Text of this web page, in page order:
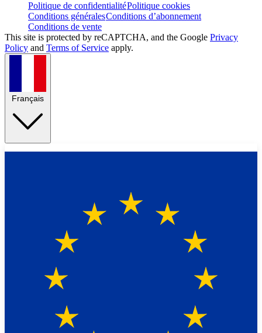
Politique de confidentialitéPolitique cookies
Conditions généralesConditions d’abonnement
Conditions de vente
This site is protected by reCAPTCHA, and the Google Privacy
Policy and Terms of Service apply.
Français